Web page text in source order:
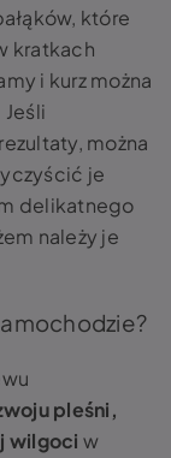
które
kratkach
i kurz można
można
je
delikatnego
należy je
pleśni,
wilgoci w